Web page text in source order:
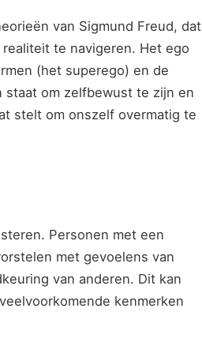
van Sigmund Freud, dat
te navigeren. Het ego
(het superego) en de
staat om zelfbewust te zijn en
stelt om onszelf overmatig te
Personen met een
met gevoelens van
van anderen. Dit kan
kenmerken